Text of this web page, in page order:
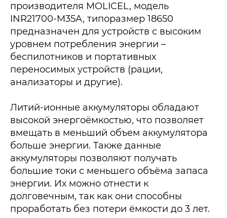
производителя MOLICEL, модель
INR21700-M35A, типоразмер 18650
предназначен для устройств с высоким
уровнем потребления энергии –
беспилотников и портативных
переносимых устройств (рации,
анализаторы и другие).
Литий-ионные аккумуляторы обладают
высокой энергоёмкостью, что позволяет
вмещать в меньший объем аккумулятора
больше энергии. Также данные
аккумуляторы позволяют получать
большие токи с меньшего объёма запаса
энергии. Их можно отнести к
долговечным, так как они способны
проработать без потери ёмкости до 3 лет.